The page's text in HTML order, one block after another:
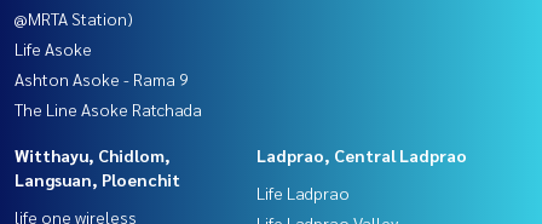
@MRTA Station)
Life Asoke
Ashton Asoke - Rama 9
The Line Asoke Ratchada
Witthayu, Chidlom,
Langsuan, Ploenchit
life one wireless
Ladprao, Central Ladprao
Life Ladprao